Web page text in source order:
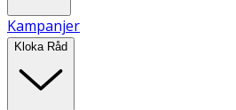
Kampanjer
Kloka Råd